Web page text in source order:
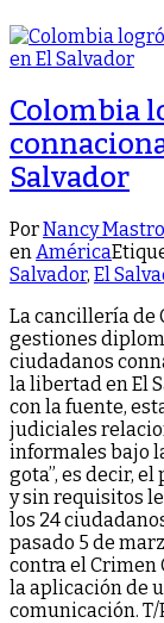
Colombia
Salvador
PorNancy
en América
Salvador, El
La cancillería de
gestiones
ciudadanos
la libertad en El
con la fuente,
judiciales
informales bajo
gota”, es decir,
y sin requisitos
los 24
pasado 5 de
contra el Crimen
la aplicación de
comunicación.